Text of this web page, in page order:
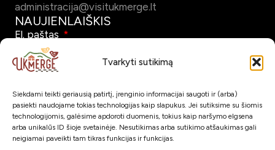
Tvarkyti sutikimą
Siekdami teikti geriausią patirtį, įrenginio informacijai saugoti ir (arba)
pasiekti naudojame tokias technologijas kaip slapukus. Jei sutiksime su šiomis
technologijomis, galėsime apdoroti duomenis, tokius kaip naršymo elgsena
arba unikalūs ID šioje svetainėje. Nesutikimas arba sutikimo atšaukimas gali
neigiamai paveikti tam tikras funkcijas ir funkcijas.
administracija@visitukmerge.lt
NAUJIENLAIŠKIS
El. paštas
Pažymėdamas šį laukelį patvirtinu, kad sutinku gauti Ukmergės
turizmo naujienlaiškį el. paštu.
Prenumeruoti